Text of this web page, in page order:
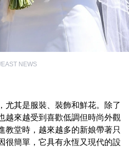
NEWS
尤其是服裝、裝飾和鮮花。除了
越來越受到喜歡低調但時尚外觀
教堂時，越來越多的新娘帶著只
很簡單，它具有永恆又現代的設